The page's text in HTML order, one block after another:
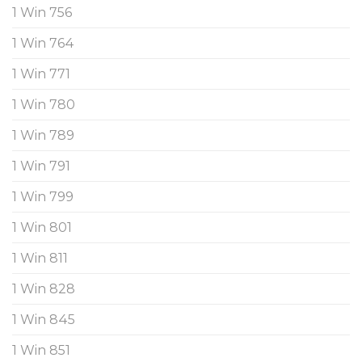
1 Win 756
1 Win 764
1 Win 771
1 Win 780
1 Win 789
1 Win 791
1 Win 799
1 Win 801
1 Win 811
1 Win 828
1 Win 845
1 Win 851